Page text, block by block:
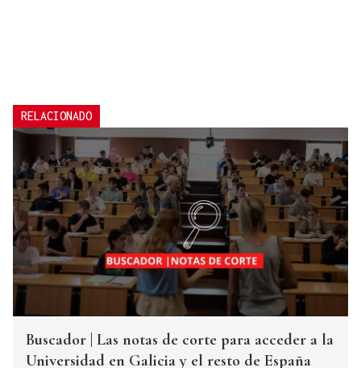
RELACIONADO
Buscador | Las notas de corte para acceder a la
Universidad en Galicia y el resto de España